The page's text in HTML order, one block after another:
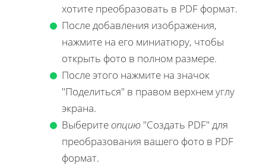
хотите преобразовать в PDF формат.
После добавления изображения,
нажмите на его миниатюру, чтобы
открыть фото в полном размере.
После этого нажмите на значок
"Поделиться" в правом верхнем углу
экрана.
Выберитеопцию "Создать PDF" для
преобразования вашего фото в PDF
формат.